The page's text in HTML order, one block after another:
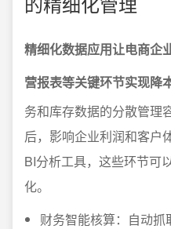
精细化数据应用让电商企
营报表等关键环节实现降
务和库存数据的分散管理
后，影响企业利润和客户
BI分析工具，这些环节可
化。
财务智能核算：自动